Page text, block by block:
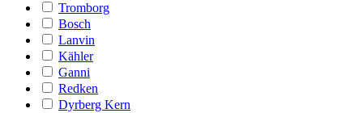
Tromborg
Bosch
Lanvin
Kähler
Ganni
Redken
Dyrberg Kern